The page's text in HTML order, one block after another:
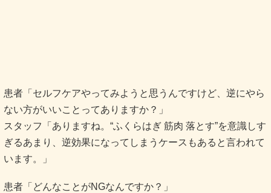
患者「セルフケアやってみようと思うんですけど、逆にやら
ない方がいいことってありますか？」
スタッフ「ありますね。“ふくらはぎ 筋肉 落とす”を意識しす
ぎるあまり、逆効果になってしまうケースもあると言われて
います。」
患者「どんなことがNGなんですか？」